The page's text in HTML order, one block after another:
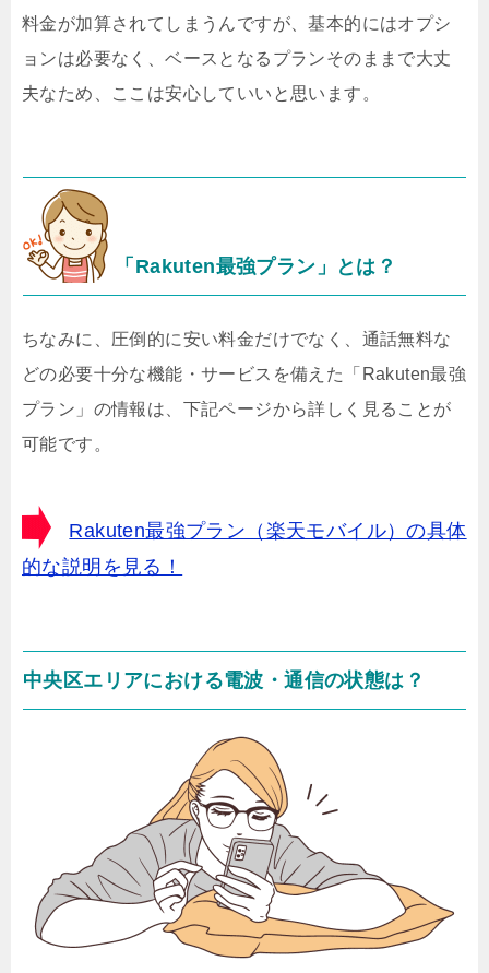
料金が加算されてしまうんですが、基本的にはオプシ
ョンは必要なく、ベースとなるプランそのままで大丈
夫なため、ここは安心していいと思います。
「Rakuten最強プラン」とは？
ちなみに、圧倒的に安い料金だけでなく、通話無料な
どの必要十分な機能・サービスを備えた「Rakuten最強
プラン」の情報は、下記ページから詳しく見ることが
可能です。
Rakuten最強プラン（楽天モバイル）の具体
的な説明を見る！
中央区エリアにおける電波・通信の状態は？